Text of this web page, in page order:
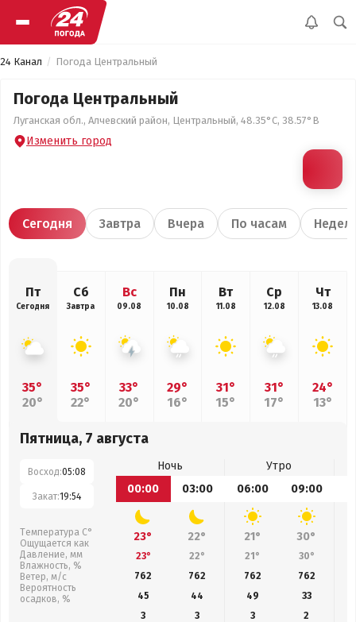
24 Канал Погода Центральный
Погода Центральный
Луганская обл., Алчевский район, Центральный, 48.35°С, 38.57°В
Изменить город
Сегодня Завтра Вчера По часам
Пт
Сегодня
35°
20°
Сб
Завтра
35°
22°
Вс
09.08
33°
20°
Пн
10.08
29°
16°
Вт
11.08
31°
15°
Ср
12.08
31°
17°
Чт
13.08
24°
13°
Пятница, 7 августа
Восход:05:08
Закат:19:54
Температура С°
Ощущается как
Давление, мм
Влажность, %
Ветер, м/с
Вероятность
осадков, %
Ночь
Утро
00:00
03:00 06:00 09:00
23° 22° 21° 30°
23° 22° 21° 30°
762
762 762 762
45
44 49 33
3
3 3
2